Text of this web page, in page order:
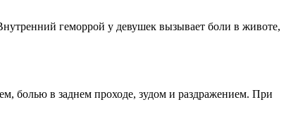
геморрой у девушек вызывает боли в животе,
болью в заднем проходе, зудом и раздражением. При